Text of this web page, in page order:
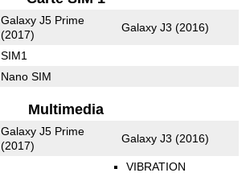
Galaxy J5 Prime
(2017)
Galaxy J3 (2016)
SIM1
Nano SIM
Multimedia
Galaxy J5 Prime
(2017)
Galaxy J3 (2016)
VIBRATION